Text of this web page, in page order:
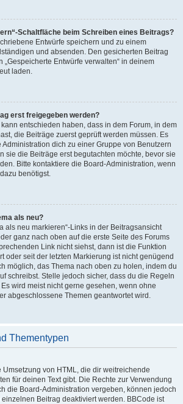
Schaltfläche beim Schreiben eines Beitrags?
Entwürfe speichern und zu einem
und absenden. Den gesicherten Beitrag
„Gespeicherte Entwürfe verwalten“ in deinem
laden.
erst freigegeben werden?
entschieden haben, dass in dem Forum, in dem
die Beiträge zuerst geprüft werden müssen. Es
dich zu einer Gruppe von Benutzern
sie die Beiträge erst begutachten möchte, bevor sie
Bitte kontaktiere die Board-Administration, wenn
benötigst.
als neu?
als neu markieren“-Links in der Beitragsansicht
ganz nach oben auf die erste Seite des Forums
Link nicht siehst, dann ist die Funktion
oder seit der letzten Markierung ist nicht genügend
möglich, das Thema nach oben zu holen, indem du
schreibst. Stelle jedoch sicher, dass du die Regeln
wird meist nicht gerne gesehen, wenn ohne
abgeschlossene Themen geantwortet wird.
Thementypen
Umsetzung von HTML, die dir weitreichende
für deinen Text gibt. Die Rechte zur Verwendung
die Board-Administration vergeben, können jedoch
Beitrag deaktiviert werden. BBCode ist